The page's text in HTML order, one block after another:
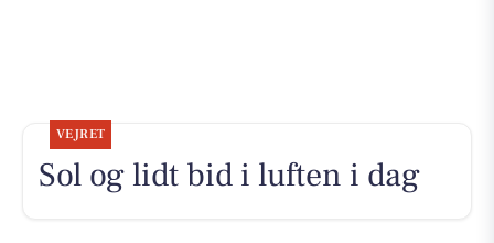
VEJRET
Sol og lidt bid i luften i dag